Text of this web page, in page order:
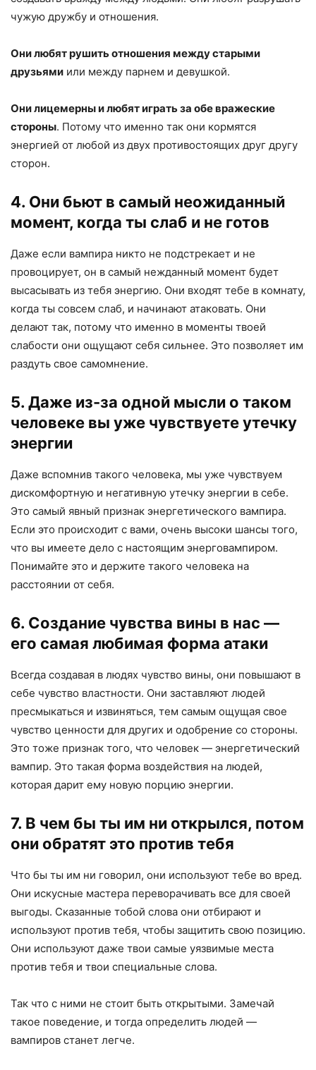
чужую дружбу и отношения.
Они любят рушить отношения между старыми
друзьями или между парнем и девушкой.
Они лицемерны и любят играть за обе вражеские
стороны. Потому что именно так они кормятся
энергией от любой из двух противостоящих друг другу
сторон.
4. Они бьют в самый неожиданный
момент, когда ты слаб и не готов
Даже если вампира никто не подстрекает и не
провоцирует, он в самый нежданный момент будет
высасывать из тебя энергию. Они входят тебе в комнату,
когда ты совсем слаб, и начинают атаковать. Они
делают так, потому что именно в моменты твоей
слабости они ощущают себя сильнее. Это позволяет им
раздуть свое самомнение.
5. Даже из-за одной мысли о таком
человеке вы уже чувствуете утечку
энергии
Даже вспомнив такого человека, мы уже чувствуем
дискомфортную и негативную утечку энергии в себе.
Это самый явный признак энергетического вампира.
Если это происходит с вами, очень высоки шансы того,
что вы имеете дело с настоящим энерговампиром.
Понимайте это и держите такого человека на
расстоянии от себя.
6. Создание чувства вины в нас —
его самая любимая форма атаки
Всегда создавая в людях чувство вины, они повышают в
себе чувство властности. Они заставляют людей
пресмыкаться и извиняться, тем самым ощущая свое
чувство ценности для других и одобрение со стороны.
Это тоже признак того, что человек — энергетический
вампир. Это такая форма воздействия на людей,
которая дарит ему новую порцию энергии.
7. В чем бы ты им ни открылся, потом
они обратят это против тебя
Что бы ты им ни говорил, они используют тебе во вред.
Они искусные мастера переворачивать все для своей
выгоды. Сказанные тобой слова они отбирают и
используют против тебя, чтобы защитить свою позицию.
Они используют даже твои самые уязвимые места
против тебя и твои специальные слова.
Так что с ними не стоит быть открытыми. Замечай
такое поведение, и тогда определить людей —
вампиров станет легче.